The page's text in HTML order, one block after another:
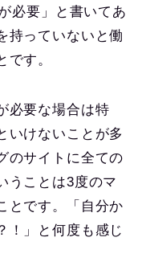
必要」と書いてあ
持っていないと働
す。
必要な場合は特
いけないことが多
のサイトに全ての
うことは3度のマ
とです。「自分か
！」と何度も感じ